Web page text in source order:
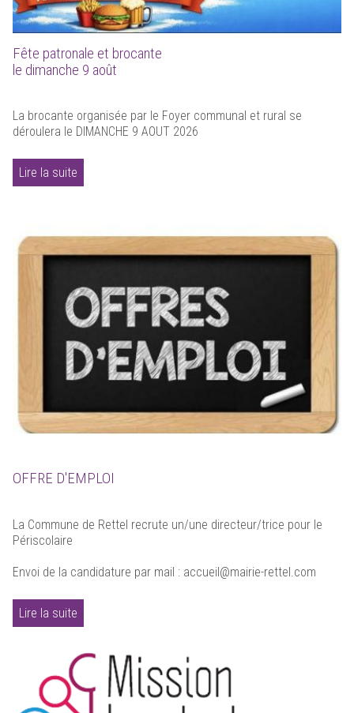
Fête patronale et brocante
le dimanche 9 août
La brocante organisée par le Foyer communal et rural se
déroulera le DIMANCHE 9 AOUT 2026
Lire la suite
OFFRE D'EMPLOI
La Commune de Rettel recrute un/une directeur/trice pour le
Périscolaire
Envoi de la candidature par mail : accueil@mairie-rettel.com
Lire la suite